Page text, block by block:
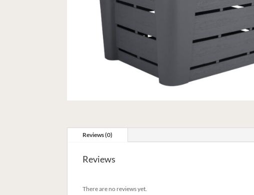
Reviews (0)
Reviews
There are no reviews yet.